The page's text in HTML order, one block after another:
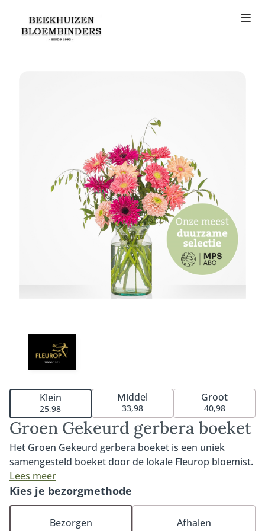
Groen Gekeurd gerbera boeket
Het Groen Gekeurd gerbera boeket is een uniek
samengesteld boeket door de lokale Fleurop bloemist.
Het boeket bestaat uit een mix van de meest mooie en
duurzaam gekwalificeerde MPS-A+ of MPS-A gerbera's.
MPS-ABC is het wereldwijde certificaat dat
duurzaamheid van bloemen aantoonbaar maakt. Door
Lees meer
Klein
25,98
Middel
33,98
Groot
40,98
Kies je bezorgmethode
Bezorgen Afhalen